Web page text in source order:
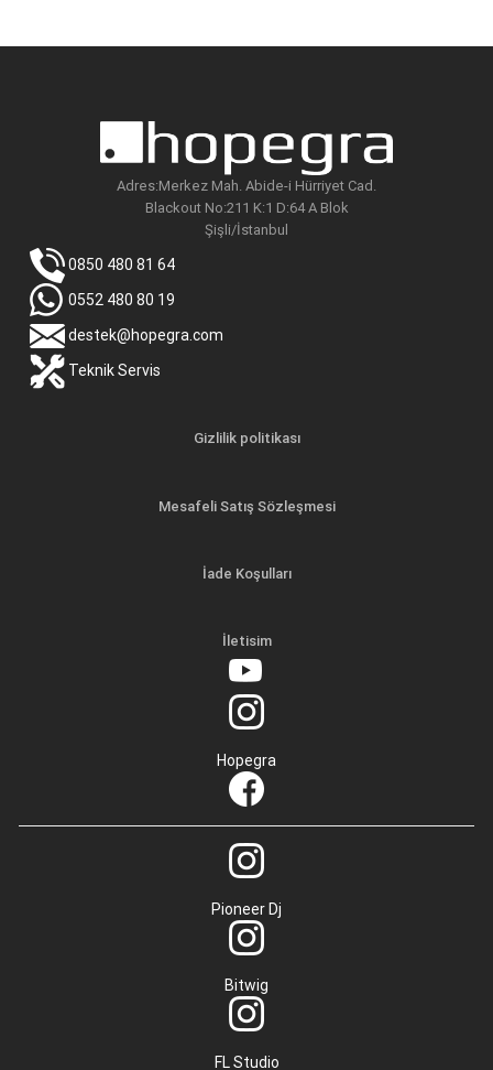
Adres:Merkez Mah. Abide-i Hürriyet Cad.
Blackout No:211 K:1 D:64 A Blok
Şişli/İstanbul
0850 480 81 64
0552 480 80 19
destek@hopegra.com
Teknik Servis
Gizlilik politikası
Mesafeli Satış Sözleşmesi
İade Koşulları
İletisim
Hopegra
Pioneer Dj
Bitwig
FL Studio